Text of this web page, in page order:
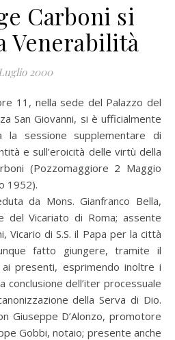
Carboni si
Venerabilità
2000
San Giovanni, si è ufficialmente
la sessione supplementare di
e sull’eroicità delle virtù della
(Pozzomaggiore 2 Maggio
1952).
da Mons. Gianfranco Bella,
del Vicariato di Roma; assente
Vicario di S.S. il Papa per la città
fatto giungere, tramite il
presenti, esprimendo inoltre i
conclusione dell’iter processuale
della Serva di Dio.
Giuseppe D’Alonzo, promotore
Gobbi, notaio; presente anche